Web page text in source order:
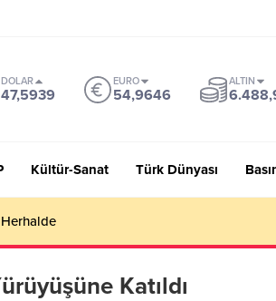
DOLAR
47,5939
EURO
54,9646
ALTIN
Kültür-Sanat Türk Dünyası
Katıldı